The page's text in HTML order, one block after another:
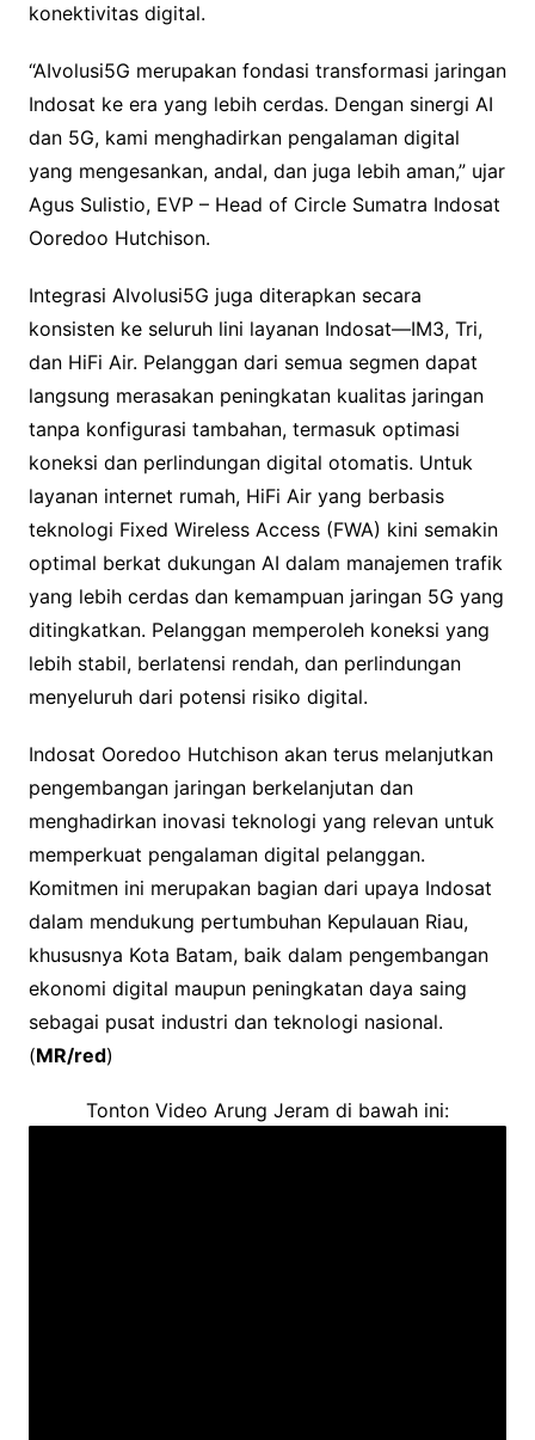
konektivitas digital.
“AIvolusi5G merupakan fondasi transformasi jaringan
Indosat ke era yang lebih cerdas. Dengan sinergi AI
dan 5G, kami menghadirkan pengalaman digital
yang mengesankan, andal, dan juga lebih aman,” ujar
Agus Sulistio, EVP – Head of Circle Sumatra Indosat
Ooredoo Hutchison.
Integrasi AIvolusi5G juga diterapkan secara
konsisten ke seluruh lini layanan Indosat—IM3, Tri,
dan HiFi Air. Pelanggan dari semua segmen dapat
langsung merasakan peningkatan kualitas jaringan
tanpa konfigurasi tambahan, termasuk optimasi
koneksi dan perlindungan digital otomatis. Untuk
layanan internet rumah, HiFi Air yang berbasis
teknologi Fixed Wireless Access (FWA) kini semakin
optimal berkat dukungan AI dalam manajemen trafik
yang lebih cerdas dan kemampuan jaringan 5G yang
ditingkatkan. Pelanggan memperoleh koneksi yang
lebih stabil, berlatensi rendah, dan perlindungan
menyeluruh dari potensi risiko digital.
Indosat Ooredoo Hutchison akan terus melanjutkan
pengembangan jaringan berkelanjutan dan
menghadirkan inovasi teknologi yang relevan untuk
memperkuat pengalaman digital pelanggan.
Komitmen ini merupakan bagian dari upaya Indosat
dalam mendukung pertumbuhan Kepulauan Riau,
khususnya Kota Batam, baik dalam pengembangan
ekonomi digital maupun peningkatan daya saing
sebagai pusat industri dan teknologi nasional.
(MR/red)
Tonton Video Arung Jeram di bawah ini: